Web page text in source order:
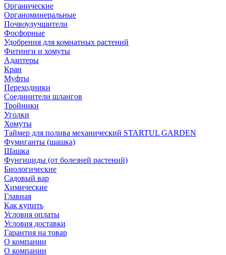
Органические
Органоминеральные
Почвоулучшители
Фосфорные
Удобрения для комнатных растений
Фитинги и хомуты
Адаптеры
Кран
Муфты
Переходники
Соединители шлангов
Тройники
Уголки
Хомуты
Таймер для полива механический STARTUL GARDEN
Фумиганты (шашка)
Шашка
Фунгициды (от болезней растений)
Биологические
Садовый вар
Химические
Главная
Как купить
Условия оплаты
Условия доставки
Гарантия на товар
О компании
О компании